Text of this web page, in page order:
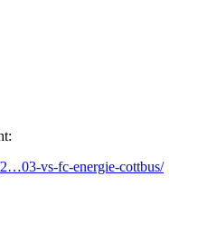
vs-fc-energie-cottbus/